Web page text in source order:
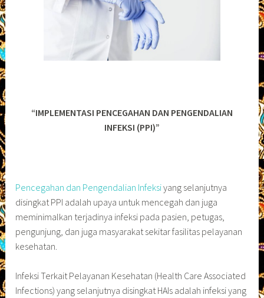
“IMPLEMENTASI PENCEGAHAN DAN PENGENDALIAN
INFEKSI (PPI)”
Pencegahan dan Pengendalian Infeksiyang selanjutnya
disingkat PPI adalah upaya untuk mencegah dan juga
meminimalkan terjadinya infeksi pada pasien, petugas,
pengunjung, dan juga masyarakat sekitar fasilitas pelayanan
kesehatan.
Infeksi Terkait Pelayanan Kesehatan (Health Care Associated
Infections) yang selanjutnya disingkat HAIs adalah infeksi yang